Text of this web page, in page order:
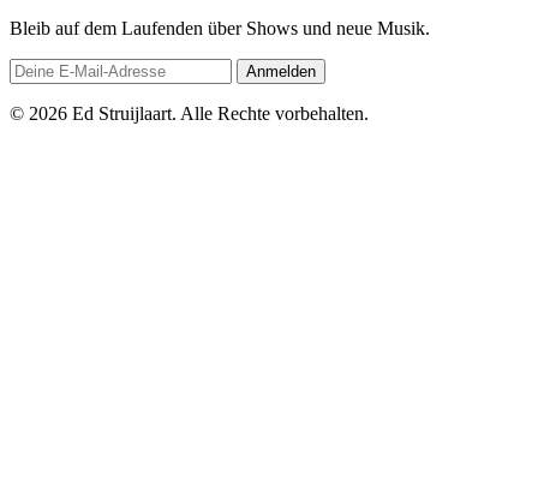
Bleib auf dem Laufenden über Shows und neue Musik.
Anmelden
© 2026 Ed Struijlaart. Alle Rechte vorbehalten.